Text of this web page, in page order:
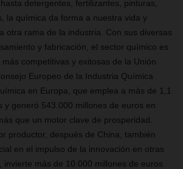
detergentes, fertilizantes, pinturas,
la química da forma a nuestra vida y
otra rama de la industria. Con sus diversas
y fabricación, el sector químico es
competitivas y exitosas de la Unión
Europeo de la Industria Química
en Europa, que emplea a más de 1,1
y generó 543.000 millones de euros en
que un motor clave de prosperidad.
productor, después de China, también
en el impulso de la innovación en otras
invierte más de 10.000 millones de euros